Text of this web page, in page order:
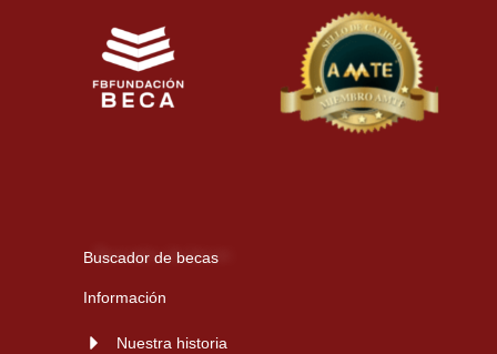
Buscador de becas
Información
Nuestra historia